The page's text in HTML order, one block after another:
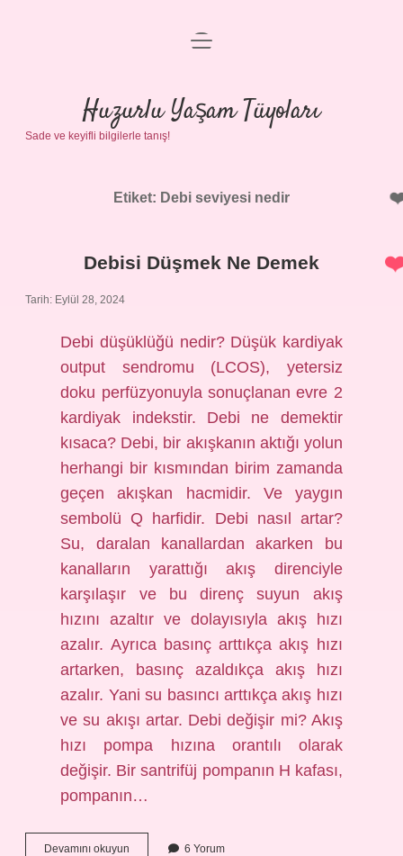
Anasayfa
Gizlilik Politikası
Yasal Uyarı
menüyü
Huzurlu Yaşam Tüyoları
Sade ve keyifli bilgilerle tanış!
Etiket: Debi seviyesi nedir
Debisi Düşmek Ne Demek
Tarih: Eylül 28, 2024
Debi düşüklüğü nedir? Düşük kardiyak
output sendromu (LCOS), yetersiz
doku perfüzyonuyla sonuçlanan evre 2
kardiyak indekstir. Debi ne demektir
kısaca? Debi, bir akışkanın aktığı yolun
herhangi bir kısmından birim zamanda
geçen akışkan hacmidir. Ve yaygın
sembolü Q harfidir. Debi nasıl artar?
Su, daralan kanallardan akarken bu
kanalların yarattığı akış direnciyle
karşılaşır ve bu direnç suyun akış
hızını azaltır ve dolayısıyla akış hızı
azalır. Ayrıca basınç arttıkça akış hızı
artarken, basınç azaldıkça akış hızı
azalır. Yani su basıncı arttıkça akış hızı
ve su akışı artar. Debi değişir mi? Akış
hızı pompa hızına orantılı olarak
değişir. Bir santrifüj pompanın H kafası,
pompanın…
Devamını okuyun 6 Yorum